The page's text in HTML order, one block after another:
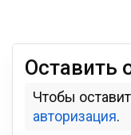
Оставить
Чтобы
авторизация.